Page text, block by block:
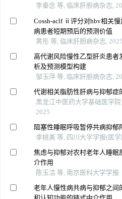
李秦念 等, 临床肝胆病杂志,
Cossh-aclf ⅱ评分对hbv相关
病患者短期预后的预测价值
黄彤 等, 临床肝胆病杂志, 2025
高代谢风险慢性乙型肝炎患者
析及预测模型构建
邹玉萍 等, 临床肝胆病杂志,
代谢相关脂肪性肝病与抑郁症
黑龙江中医药大学基础医学院
2025
阻塞性睡眠呼吸暂停共病抑
李桃美 等, 四川大学学报(医学
焦虑与抑郁对农村老年人睡眠
介作用
陈玉洁 等, 南京医科大学学报
老年人慢性病共病与抑郁之